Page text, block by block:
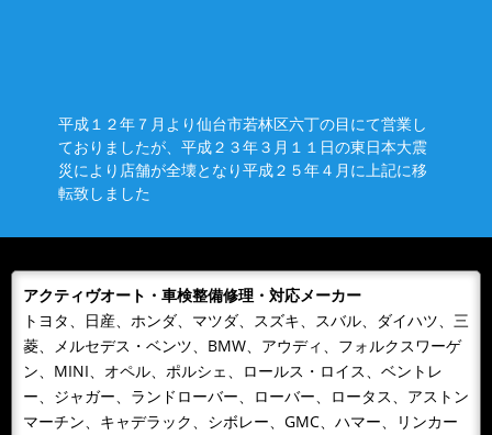
平成１２年７月より仙台市若林区六丁の目にて営業し
ておりましたが、平成２３年３月１１日の東日本大震
災により店舗が全壊となり平成２５年４月に上記に移
転致しました
アクティヴオート・車検整備修理・対応メーカー
トヨタ、日産、ホンダ、マツダ、スズキ、スバル、ダイハツ、三
菱、メルセデス・ベンツ、BMW、アウディ、フォルクスワーゲ
ン、MINI、オペル、ポルシェ、ロールス・ロイス、ベントレ
ー、ジャガー、ランドローバー、ローバー、ロータス、アストン
マーチン、キャデラック、シボレー、GMC、ハマー、リンカー